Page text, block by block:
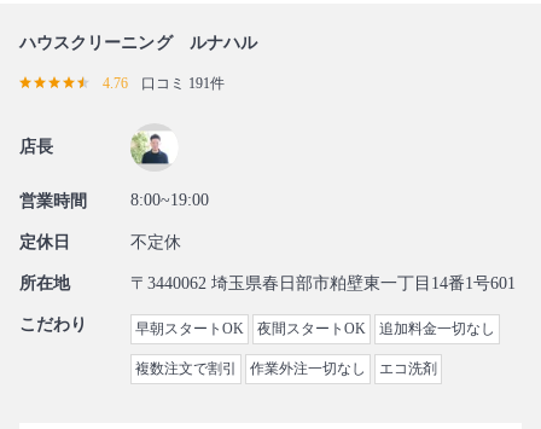
ハウスクリーニング ルナハル
4.76 口コミ 191件
店長
営業時間 8:00~19:00
定休日 不定休
所在地 〒3440062 埼玉県春日部市粕壁東一丁目14番1号601
こだわり 早朝スタートOK 夜間スタートOK 追加料金一切なし
複数注文で割引 作業外注一切なし エコ洗剤